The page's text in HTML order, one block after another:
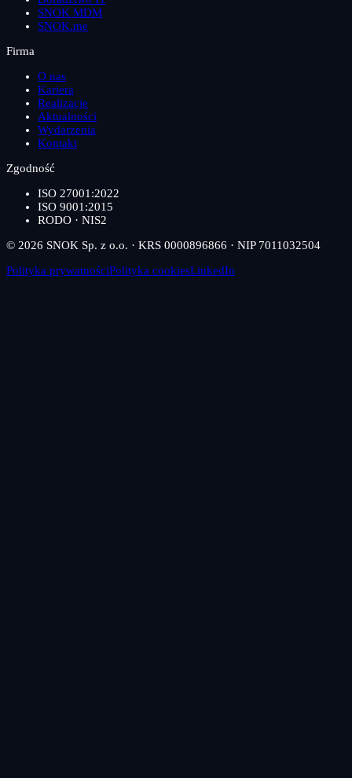
SNOK MDM
SNOK.me
Firma
O nas
Kariera
Realizacje
Aktualności
Wydarzenia
Kontakt
Zgodność
ISO 27001:2022
ISO 9001:2015
RODO · NIS2
© 2026 SNOK Sp. z o.o. · KRS 0000896866 · NIP 7011032504
Polityka prywatnościPolityka cookiesLinkedIn